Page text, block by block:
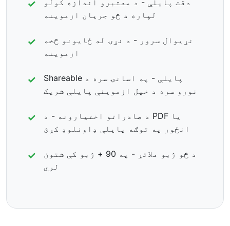
دقت پایلې - د معتبرو اندازه کولو
لپاره د څو جریان ازموینه
نړیوال سرور - د نړۍ له ځایونو څخه
ازموینه
Shareable پایلې - په اسانۍ سره د
نورو سره د خپل ازموینې پایلې شریک
د صادراتو اختیارونه - د PDF یا
انځور په توګه پایلې ډاونلوډ کړئ
د څو ژبو ملاتړ - په 90 + ژبو کې شتون
لري